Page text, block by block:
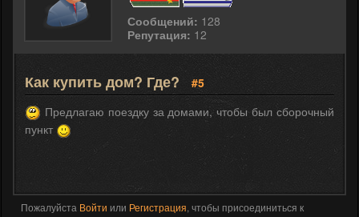
Сообщений: 128
Репутация: 12
Как купить дом? Где?
#5
Предлагаю поездку за домами, чтобы был сборочный
пункт
Пожалуйста Войти или Регистрация, чтобы присоединиться к